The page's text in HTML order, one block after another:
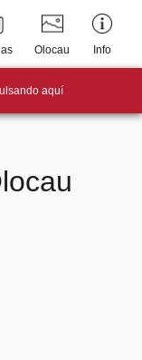
Olocau Info
aquí